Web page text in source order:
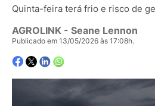
Quinta-feira terá frio e risco de
AGROLINK - Seane Lennon
Publicado em 13/05/2026 às 17:08h.